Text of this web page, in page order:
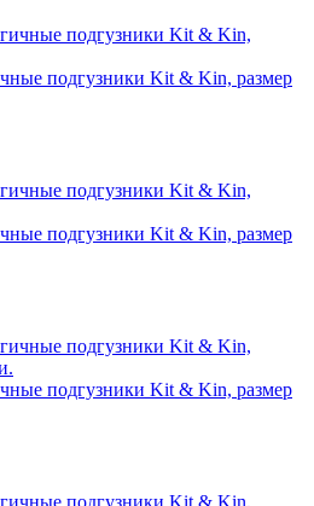
подгузники Kit & Kin, размер
подгузники Kit & Kin, размер
подгузники Kit & Kin, размер